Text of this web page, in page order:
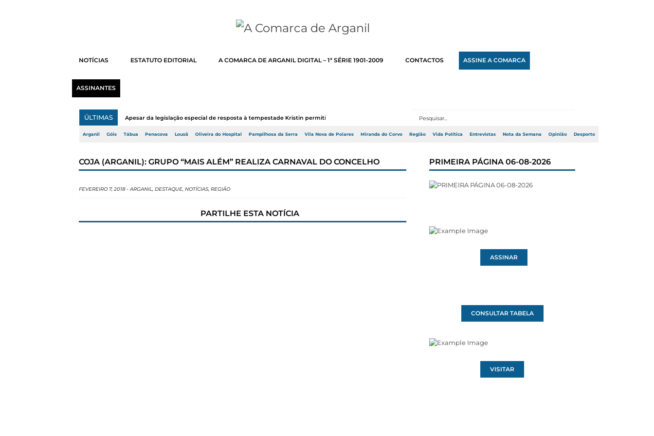
NOTÍCIAS ESTATUTO EDITORIAL A COMARCA DE ARGANIL DIGITAL – 1ª SÉRIE 1901-2009 CONTACTOS ASSINE A COMARCA
ASSINANTES
ÚLTIMAS Apesar da legislação especial de resposta à tempestade Kristin permitir a adj...
Arganil Góis Tábua Penacova Lousã Oliveira do Hospital Pampilhosa da Serra Vila Nova de Poiares Miranda do Corvo Região Vida Política Entrevistas Nota da Semana Opinião Desporto
COJA (ARGANIL): GRUPO “MAIS ALÉM” REALIZA CARNAVAL DO CONCELHO
FEVEREIRO 7, 2018 -ARGANIL, DESTAQUE, NOTÍCIAS, REGIÃO
PARTILHE ESTA NOTÍCIA
PRIMEIRA PÁGINA 06-08-2026
ASSINAR
CONSULTAR TABELA
VISITAR